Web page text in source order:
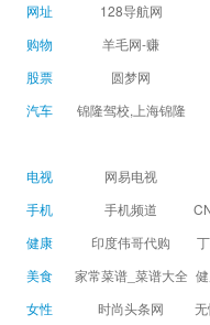
据,投资理财,港股,期
货,股指期货,手机炒
股,股票软件,炒股软
件，免费炒股软
软件,证
用设计图片下载，
网址
128导航网
购物
羊毛网-赚
股票
圆梦网
汽车
锦隆驾校,上海锦隆
电视 网易电视
手机
手机频道
健康
印度伟哥代购
美食
家常菜谱_菜谱大全
_菜谱家常菜做法大
女性
时尚头条网